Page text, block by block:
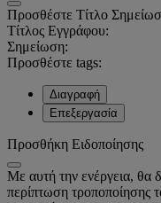
Προσθέστε Τίτλο
Τίτλος Εγγράφου:
Σημείωση:
Προσθέστε tags:
Διαγραφή
Επεξεργασία
Προσθήκη Ειδοποίησης
Με αυτή την ενέργεια, θα
περίπτωση τροποποίησης